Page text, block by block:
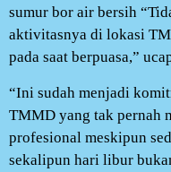
sumur bor air bersih
aktivitasnya di lokasi
pada saat berpuasa,”
“Ini sudah menjadi
TMMD yang tak pernah
profesional meskipun
sekalipun hari libur